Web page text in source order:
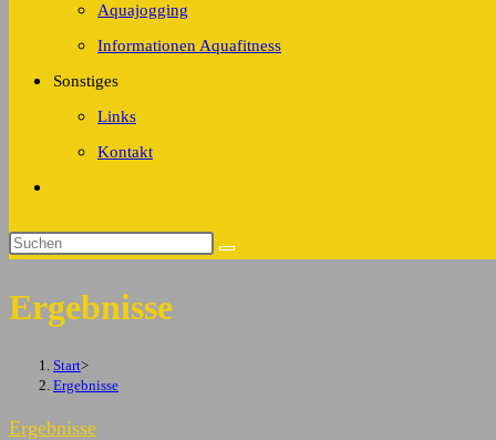
Aquajogging
Informationen Aquafitness
Sonstiges
Links
Kontakt
umschalten
Diese
durchsuchen
Ergebnisse
Start>
Ergebnisse
Ergebnisse